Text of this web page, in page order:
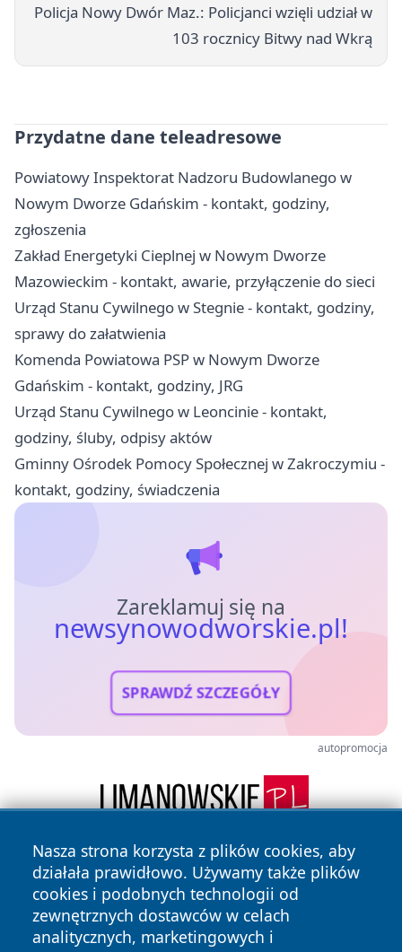
Policja Nowy Dwór Maz.: Policjanci wzięli udział w
103 rocznicy Bitwy nad Wkrą
Przydatne dane teleadresowe
Powiatowy Inspektorat Nadzoru Budowlanego w
Nowym Dworze Gdańskim - kontakt, godziny,
zgłoszenia
Zakład Energetyki Cieplnej w Nowym Dworze
Mazowieckim - kontakt, awarie, przyłączenie do sieci
Urząd Stanu Cywilnego w Stegnie - kontakt, godziny,
sprawy do załatwienia
Komenda Powiatowa PSP w Nowym Dworze
Gdańskim - kontakt, godziny, JRG
Urząd Stanu Cywilnego w Leoncinie - kontakt,
godziny, śluby, odpisy aktów
Gminny Ośrodek Pomocy Społecznej w Zakroczymiu -
kontakt, godziny, świadczenia
Zareklamuj się na
newsynowodworskie.pl!
SPRAWDŹ SZCZEGÓŁY
autopromocja
Nasza strona korzysta z plików cookies, aby
działała prawidłowo. Używamy także plików
cookies i podobnych technologii od
zewnętrznych dostawców w celach
analitycznych, marketingowych i